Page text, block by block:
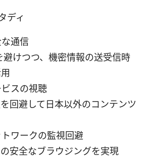
ディ
通信
避けつつ、機密情報の送受信時
スの視聴
回避して日本以外のコンテンツ
ワークの監視回避
安全なブラウジングを実現